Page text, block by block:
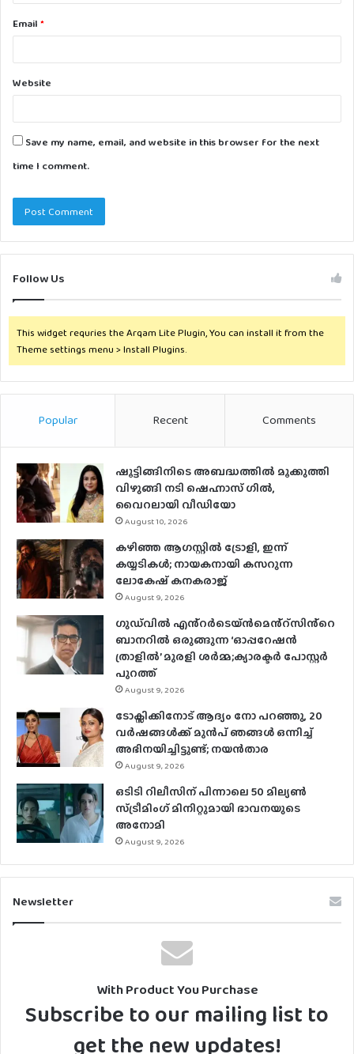
Email *
Website
Save my name, email, and website in this browser for the next
time I comment.
Follow Us
This widget requries the Arqam Lite Plugin, You can install it from the
Theme settings menu > Install Plugins.
Popular Recent Comments
ഷൂട്ടിങ്ങിനിടെ അബദ്ധത്തില്‍ മൂക്കുത്തി
വിഴുങ്ങി നടി ഷെഹ്നാസ് ഗില്‍,
വൈറലായി വീഡിയോ
August 10, 2026
കഴിഞ്ഞ ആഗസ്റ്റിൽ ട്രോളി, ഇന്ന്
കയ്യടികൾ; നായകനായി കസറുന്ന
ലോകേഷ് കനകരാജ്
August 9, 2026
ഗുഡ്‌വിൽ എൻ്റർടെയ്ൻമെൻ്റ്സിൻ്റെ
ബാനറിൽ ഒരുങ്ങുന്ന ‘ഓപ്പറേഷൻ
ത്രാളിൽ’ മുരളി ശർമ്മ;ക്യാരക്ടർ പോസ്റ്റർ
പുറത്ത്
August 9, 2026
ടോക്സിക്കിനോട് ആദ്യം നോ പറഞ്ഞു, 20
വർഷങ്ങൾക്ക് മുൻപ് ഞങ്ങൾ ഒന്നിച്ച്
അഭിനയിച്ചിട്ടുണ്ട്; നയൻ‌താര
August 9, 2026
ഒടിടി റിലീസിന് പിന്നാലെ 50 മില്യൺ
സ്ട്രീമിം​ഗ് മിനിറ്റുമായി ഭാവനയുടെ
അനോമി
August 9, 2026
Newsletter
With Product You Purchase
Subscribe to our mailing list to
get the new updates!